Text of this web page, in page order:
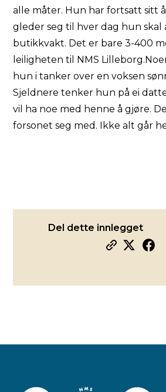
alle måter. Hun har fortsatt sitt
gleder seg til hver dag hun skal
butikkvakt. Det er bare 3-400
leiligheten til NMS
hun i tanker over en voksen
Sjeldnere tenker hun på ei
vil ha noe med henne å gjøre.
forsonet seg med. Ikke alt går
Del dette innlegget